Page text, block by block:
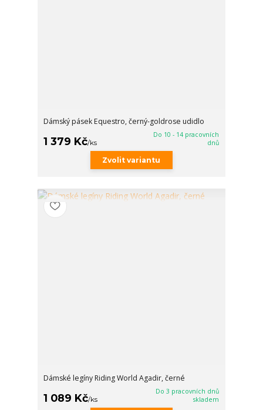
Dámský pásek Equestro, černý-goldrose udidlo
1 379 Kč/ks
Do 10 - 14 pracovních
dnů
Zvolit variantu
Dámské legíny Riding World Agadir, černé
1 089 Kč/ks
Do 3 pracovních dnů
skladem